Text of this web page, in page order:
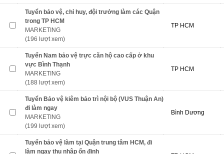
Tuyển bảo vệ, chỉ huy, đội trưởng làm các Quận
trong TP HCM
MARKETING
(196 lượt xem)
TP HCM
Tuyển Nam bảo vệ trực căn hộ cao cấp ở khu
vực Bình Thạnh
MARKETING
(188 lượt xem)
TP HCM
Tuyển Bảo vệ kiêm bảo trì nội bộ (VUS Thuận An)
đi làm ngay
MARKETING
(199 lượt xem)
Bình Dương
Tuyển bảo vệ làm tại Quận trung tâm HCM, đi
làm ngay thu nhập ổn định